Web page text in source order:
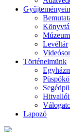
Múzeum
Levéltár
Történelmünk
Lapozó